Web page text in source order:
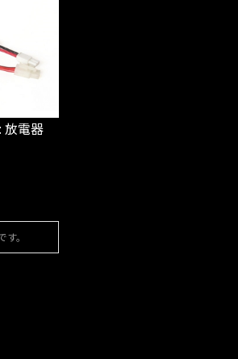
放電器
。